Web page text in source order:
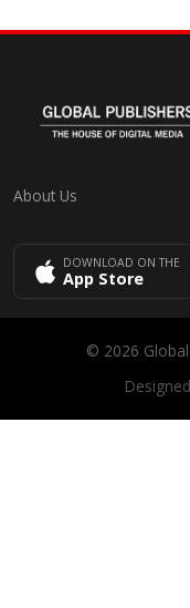
About Us
DOWNLOAD ON THE
App Store
© 2026 Global